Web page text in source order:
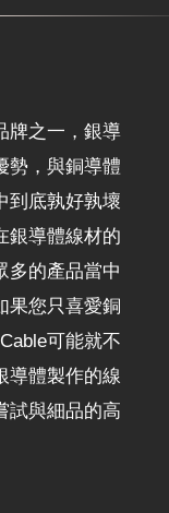
牌之一，銀導
勢，與銅導體
到底孰好孰壞
銀導體線材的
多的產品當中
果您只喜愛銅
可能就不
導體製作的線
試與細品的高